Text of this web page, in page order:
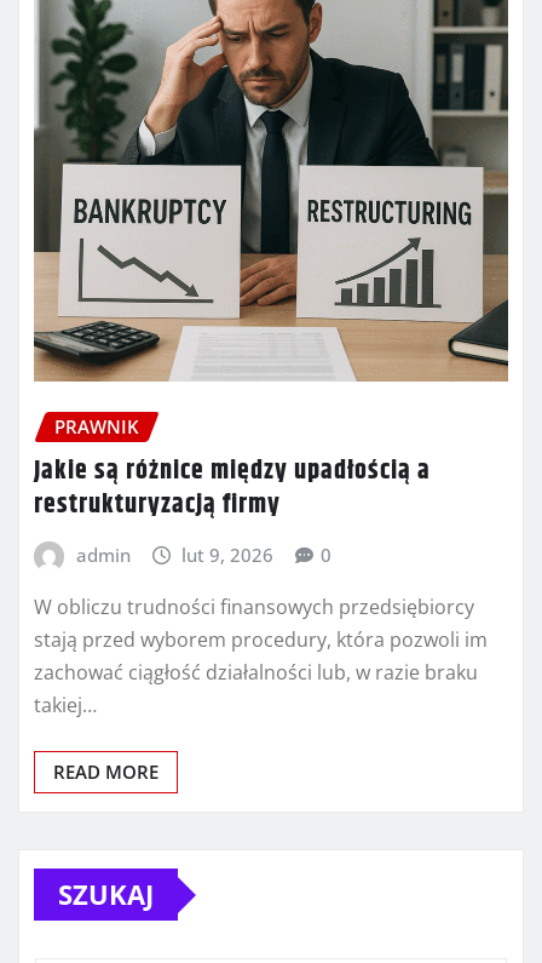
PRAWNIK
Jakie są różnice między upadłością a
restrukturyzacją firmy
admin lut 9, 2026 0
W obliczu trudności finansowych przedsiębiorcy
stają przed wyborem procedury, która pozwoli im
zachować ciągłość działalności lub, w razie braku
takiej…
READ MORE
SZUKAJ